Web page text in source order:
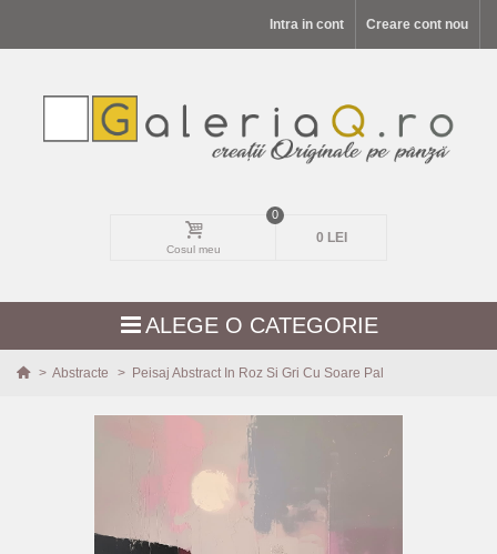
Intra in cont Creare cont nou
Cosul meu
0
0 LEI
ALEGE O CATEGORIE
> Abstracte > Peisaj Abstract In Roz Si Gri Cu Soare Pal